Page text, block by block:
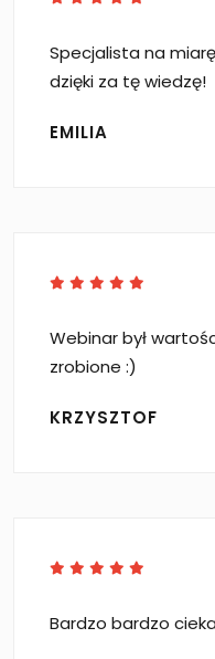
Specjalista na
dzięki za tę wiedzę!
EMILIA
Webinar był
zrobione :)
KRZYSZTOF
Bardzo bardzo